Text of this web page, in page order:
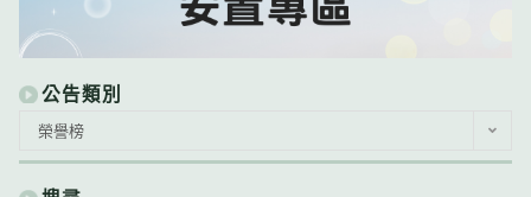
公告類別
類
別
榮譽榜